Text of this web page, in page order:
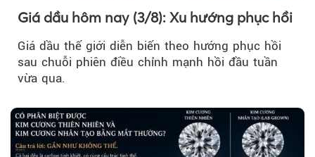
Giá dầu hôm nay (3/8): Xu hướng phục hồi
Giá dầu thế giới diễn biến theo hướng phục hồi
sau chuỗi phiên điều chỉnh mạnh hồi đầu tuần
vừa qua.